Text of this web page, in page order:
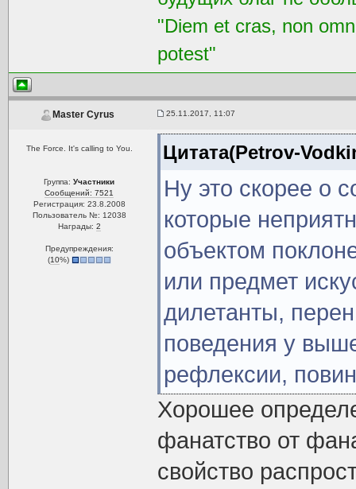
"Diem et cras, non
potest"
Master Cyrus 25.11.2017, 11:07
The Force. It's calling to You.
Группа:Участники
Сообщений: 7521
Регистрация: 23.8.2008
Пользователь №: 12038
Награды: 2
Предупреждения:
(10%)
Цитата(Petrov-
Ну это скорее о
которые
объектом
или предмет
дилетанты,
поведения у
рефлексии,
Хорошее
фанатство от
свойство